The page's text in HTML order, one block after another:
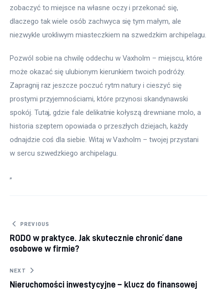
zobaczyć to miejsce na własne oczy i przekonać się,
dlaczego tak wiele osób zachwyca się tym małym, ale
niezwykle urokliwym miasteczkiem na szwedzkim archipelagu.
Pozwól sobie na chwilę oddechu w Vaxholm – miejscu, które
może okazać się ulubionym kierunkiem twoich podróży.
Zapragnij raz jeszcze poczuć rytm natury i cieszyć się
prostymi przyjemnościami, które przynosi skandynawski
spokój. Tutaj, gdzie fale delikatnie kołyszą drewniane molo, a
historia szeptem opowiada o przeszłych dziejach, każdy
odnajdzie coś dla siebie. Witaj w Vaxholm – twojej przystani
w sercu szwedzkiego archipelagu.
„
Nawigacja wpisu
PREVIOUS
RODO w praktyce. Jak skutecznie chronić dane
osobowe w firmie?
NEXT
Nieruchomości inwestycyjne – klucz do finansowej